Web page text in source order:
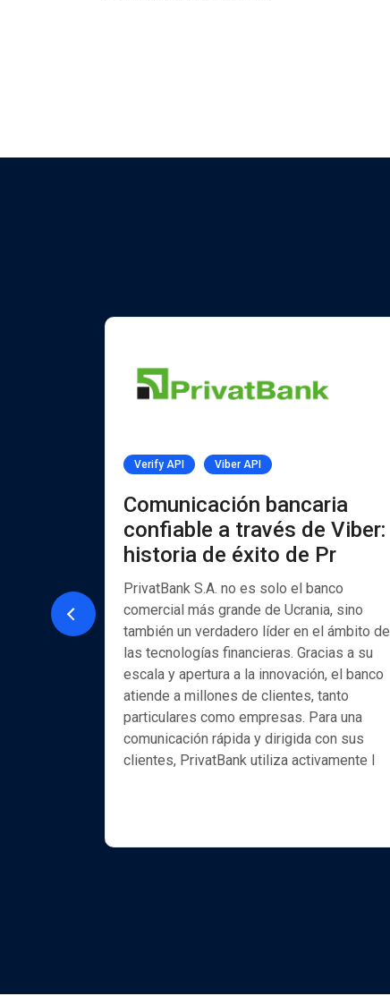
de
Verify API Viber API
Comunicación bancaria
confiable a través de Viber:
historia de éxito de Pr
PrivatBank S.A. no es solo el banco
comercial más grande de Ucrania, sino
también un verdadero líder en el ámbito de
las tecnologías financieras. Gracias a su
escala y apertura a la innovación, el banco
atiende a millones de clientes, tanto
particulares como empresas. Para una
comunicación rápida y dirigida con sus
clientes, PrivatBank utiliza activamente l